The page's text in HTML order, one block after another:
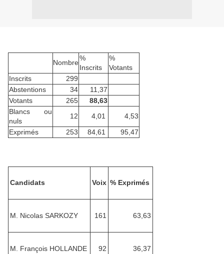
Nombre
%
Inscrits
%
Votants
Inscrits
299
Abstentions
34
11,37
Votants
265
88,63
Blancs ou
nuls
12 4,01
4,53
Exprimés
253 84,61 95,47
Candidats Voix % Exprimés
M. Nicolas SARKOZY 161 63,63
M. François HOLLANDE 92 36,37